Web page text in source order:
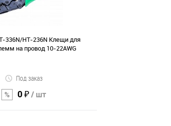
336N/HT-236N Клещи для
на провод 10-22AWG
Под заказ
0 ₽/ шт